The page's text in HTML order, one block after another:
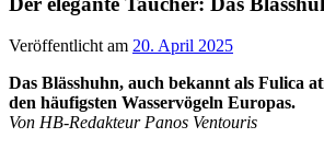
Veröffentlicht am 20. April 2025
Das Blässhuhn, auch bekannt als Fulica
den häufigsten Wasservögeln Europas.
Von HB-Redakteur Panos Ventouris